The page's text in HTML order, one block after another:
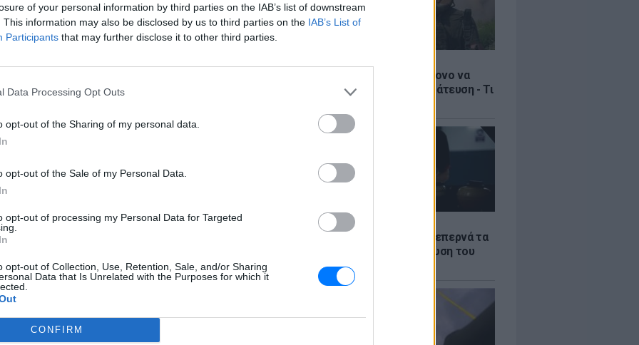
of your personal information by third parties on the IAB’s list of downstream
This information may also be disclosed by us to third parties on the IAB’s List of
Participants that may further disclose it to other third parties.
Data Processing Opt Outs
opt-out of the Sharing of my personal data.
opt-out of the Sale of my Personal Data.
opt-out of processing my Personal Data for Targeted
opt-out of Collection, Use, Retention, Sale, and/or Sharing
Data that Is Unrelated with the Purposes for which it
CONFIRM
Ουκρανία: Βίντεο σοκ με 19χρονο να
οδηγείται με τη βία για επιστράτευση - Τι
ΕΙΔΗΣΕΙΣ
Καύσιμα «φωτιά»: Η βενζίνη ξεπερνά τα
2 ευρώ το λίτρο παρά την πτώση του
αργού πετρελαίου διεθνώς
ενασχόληση με τα ζητήματα του
διέξοδος, βοηθώντας τον να μην
ασθένεια.
τόνισε: «Δεν παύεις να είσαι δήμαρχος,
να διαχειριστείς τις τύχες του τόπου».
ευθύνης που τον κρατά ενεργό
μας αφήνει περιθώρια η αρρώστια, αλλά
στις απαιτήσεις του νησιού και των
το στίγμα της στάσης του τόσο απέναντι
του.
ΔΙΑΦΗΜΙΣΗ